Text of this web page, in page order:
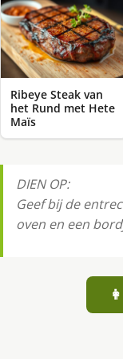
Ribeye Steak van
het Rund met Hete
Maïs
DIEN OP:
Geef bij de
oven en een